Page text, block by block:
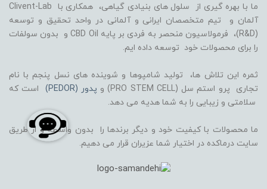
ما با بهره گیری از سلول های بنیادی گیاهی، همکاری با Clivent-Lab
آلمان و تیم متخصصان ایرانی و آلمانی در واحد تحقیق و توسعه
(R&D)، فرمولاسیون منحصر به فردی بر پایه CBD Oil و بدون سولفات
را برای محصولات خود توسعه داده ایم.
ثمره این تلاش ها، تولید شامپوها و شوینده های نسل پنجم با نام
تجاری پرو استم سل (PRO STEM CELL) و
پدور (PEDOR)
است که
سلامتی و زیبایی را به شما هدیه می دهد.
ما محصولات با کیفیت خود و دیگر برندها را بدون واسطه و از طریق
سایت درماکده در اختیار شما عزیران قرار می دهیم.